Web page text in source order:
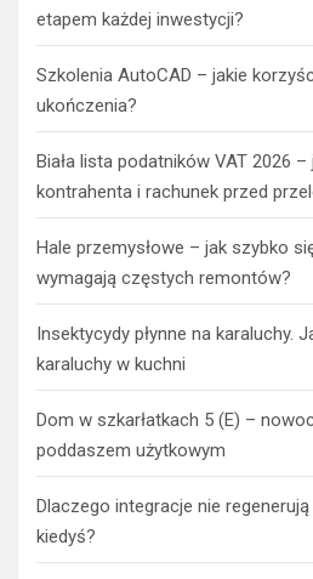
etapem każdej inwestycji?
Szkolenia AutoCAD – jakie
ukończenia?
Biała lista podatników VAT 2026
kontrahenta i rachunek przed
Hale przemysłowe – jak szybko
wymagają częstych remontów?
Insektycydy płynne na karaluchy.
karaluchy w kuchni
Dom w szkarłatkach 5 (E) –
poddaszem użytkowym
Dlaczego integracje nie
kiedyś?